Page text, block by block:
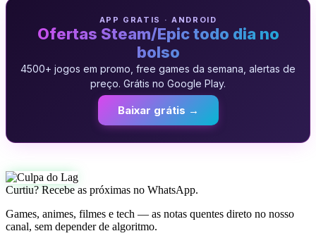
APP GRATIS · ANDROID
Ofertas Steam/Epic todo dia no
bolso
4500+ jogos em promo, free games da semana, alertas de
preço. Grátis no Google Play.
Baixar grátis →
Curtiu? Recebe as próximas no WhatsApp.
Games, animes, filmes e tech — as notas quentes direto no nosso
canal, sem depender de algoritmo.